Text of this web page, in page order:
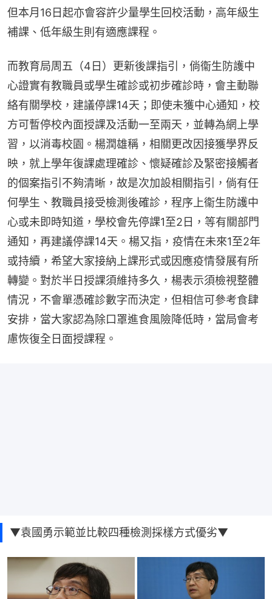
但本月16日起亦會容許少量學生回校活動，高年級生
補課、低年級生則有適應課程。
而教育局周五（4日）更新後課指引，倘衞生防護中
心證實有教職員或學生確診或初步確診時，會主動聯
絡有關學校，建議停課14天；即使未獲中心通知，校
方可暫停校內面授課及活動一至兩天，並轉為網上學
習，以消毒校園。楊潤雄稱，相關更改因接獲學界反
映，就上學年復課處理確診、懷疑確診及緊密接觸者
的個案指引不夠清晰，故是次加設相關指引，倘有任
何學生、教職員接受檢測後確診，程序上衞生防護中
心或未即時知道，學校會先停課1至2日，等有關部門
通知，再建議停課14天。楊又指，疫情在未來1至2年
或持續，希望大家接納上課形式或因應疫情發展有所
轉變。對於半日授課須維持多久，楊表示須檢視整體
情況，不會單憑確診數字而決定，但相信可參考食肆
安排，當大家認為除口罩進食風險降低時，當局會考
慮恢復全日面授課程。
▼袁國勇示範並比較四種檢測採樣方式優劣▼